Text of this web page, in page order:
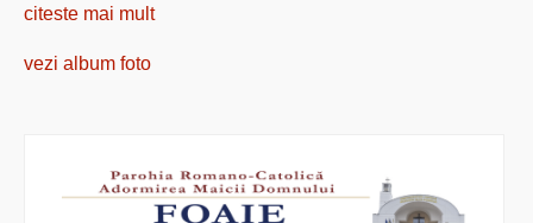
citeste mai mult
vezi album foto